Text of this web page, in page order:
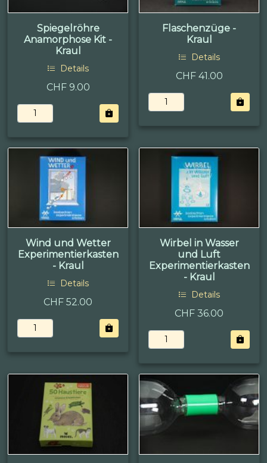
Spiegelröhre
Anamorphose Kit -
Kraul
Details
CHF 9.00
Flaschenzüge -
Kraul
Details
CHF 41.00
Wind und Wetter
Experimentierkasten
- Kraul
Details
CHF 52.00
Wirbel in Wasser
und Luft
Experimentierkasten
- Kraul
Details
CHF 36.00